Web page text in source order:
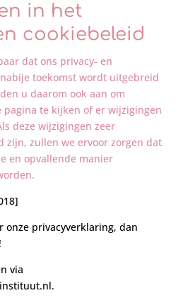
in het
cookiebeleid
dat ons privacy- en
toekomst wordt uitgebreid
u daarom ook aan om
pagina te kijken of er wijzigingen
deze wijzigingen zeer
zijn, zullen we ervoor zorgen dat
en opvallende manier
onze privacyverklaring, dan
via